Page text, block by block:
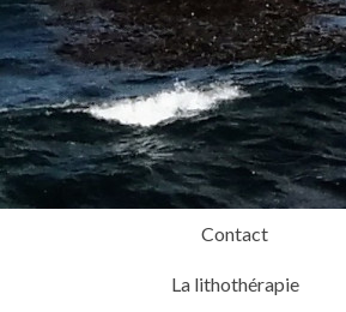
Contact
La lithothérapie